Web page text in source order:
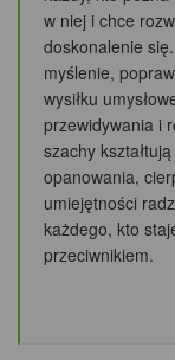
w niej i chce
doskonalenie
myślenie,
wysiłku
przewidywania i
szachy
opanowania,
umiejętności
każdego, kto
przeciwnikiem.